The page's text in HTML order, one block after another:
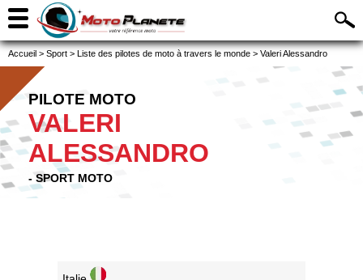
Accueil > Sport > Liste des pilotes de moto à travers le monde > Valeri Alessandro
PILOTE MOTO
VALERI
ALESSANDRO
- SPORT MOTO